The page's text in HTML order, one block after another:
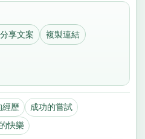
享文案 複製連結
經歷
成功的嘗試
快樂